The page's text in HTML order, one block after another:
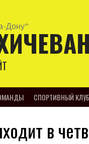
СПОРТИВНЫЙ КЛУБ
в